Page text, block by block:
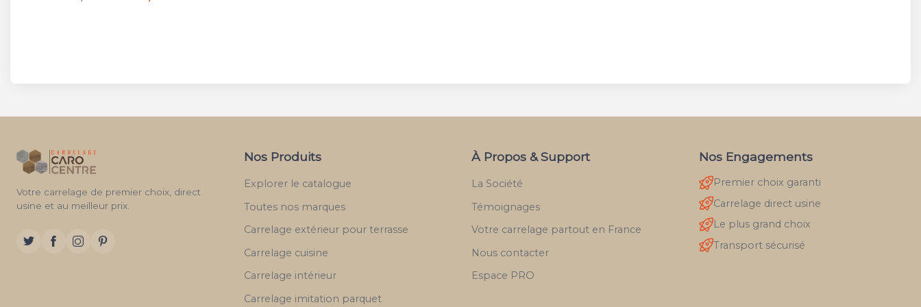
Votre carrelage de premier choix, direct
usine et au meilleur prix.
Nos Produits
Explorer le catalogue
Toutes nos marques
Carrelage extérieur pour terrasse
Carrelage cuisine
Carrelage intérieur
Carrelage imitation parquet
À Propos & Support
La Société
Témoignages
Votre carrelage partout en France
Nous contacter
Espace PRO
Nos Engagements
Premier choix garanti
Carrelage direct usine
Le plus grand choix
Transport sécurisé